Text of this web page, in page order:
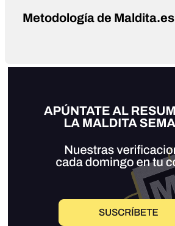
Metodología de Maldita.es